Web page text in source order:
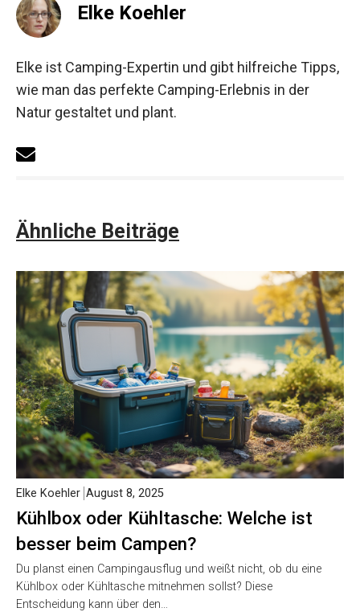
Elke Koehler
Elke ist Camping-Expertin und gibt hilfreiche Tipps,
wie man das perfekte Camping-Erlebnis in der
Natur gestaltet und plant.
Ähnliche Beiträge
Kühlbox oder Kühltasche: Welche ist
besser beim Campen?
Elke Koehler August 8, 2025
Du planst einen Campingausflug und weißt nicht, ob du eine
Kühlbox oder Kühltasche mitnehmen sollst? Diese
Entscheidung kann über den…